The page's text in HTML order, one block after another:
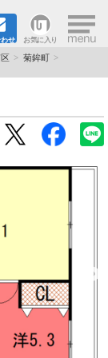
せ お気に入り ×
菊鉾町